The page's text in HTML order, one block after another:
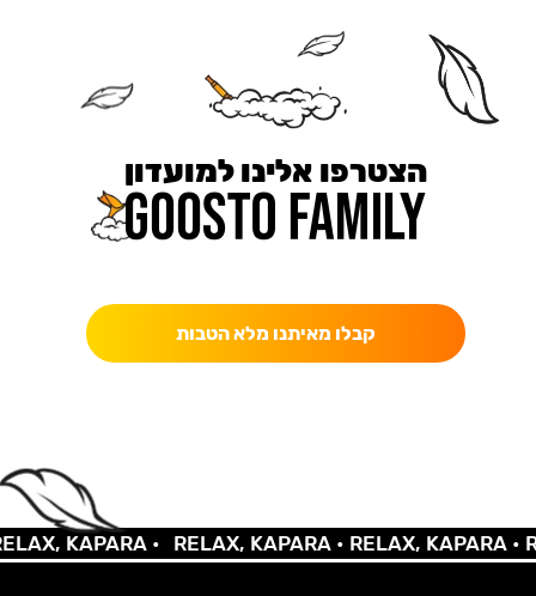
הצטרפו אלינו למועדון
קבלו מאיתנו מלא הטבות
KAPARA • RELAX, KAPARA •RELAX, KAPARA •